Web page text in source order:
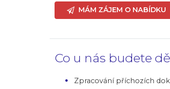
MÁM ZÁJEM O NABÍDKU
Co u nás budete
Zpracování příchozích